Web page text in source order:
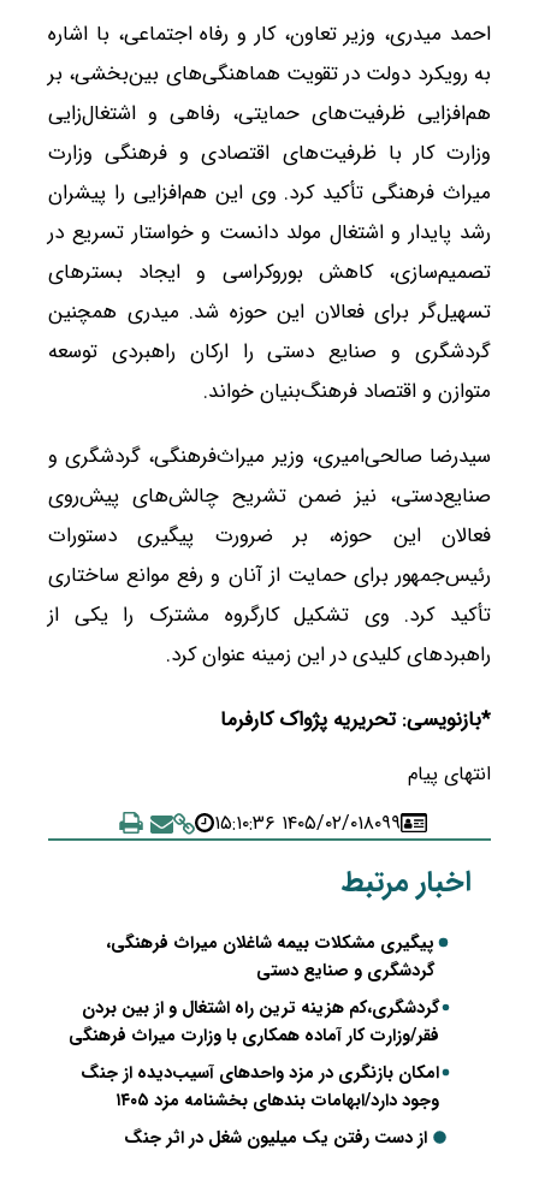
احمد میدری، وزیر تعاون، کار و رفاه اجتماعی، با اشاره
به رویکرد دولت در تقویت هماهنگی‌های بین‌بخشی، بر
هم‌افزایی ظرفیت‌های حمایتی، رفاهی و اشتغال‌زایی
وزارت کار با ظرفیت‌های اقتصادی و فرهنگی وزارت
میراث فرهنگی تأکید کرد. وی این هم‌افزایی را پیشران
رشد پایدار و اشتغال مولد دانست و خواستار تسریع در
تصمیم‌سازی، کاهش بوروکراسی و ایجاد بسترهای
تسهیل‌گر برای فعالان این حوزه شد. میدری همچنین
گردشگری و صنایع دستی را ارکان راهبردی توسعه
متوازن و اقتصاد فرهنگ‌بنیان خواند.
سیدرضا صالحی‌امیری، وزیر میراث‌فرهنگی، گردشگری و
صنایع‌دستی، نیز ضمن تشریح چالش‌های پیش‌روی
فعالان این حوزه، بر ضرورت پیگیری دستورات
رئیس‌جمهور برای حمایت از آنان و رفع موانع ساختاری
تأکید کرد. وی تشکیل کارگروه مشترک را یکی از
راهبردهای کلیدی در این زمینه عنوان کرد.
*بازنویسی: تحریریه پژواک کارفرما
انتهای پیام
۸۰۹۹۱۴۰۵/۰۲/۰۱ ۱۵:۱۰:۳۶
اخبار مرتبط
پیگیری مشکلات بیمه شاغلان میراث فرهنگی،
گردشگری و صنایع دستی
گردشگری،کم هزینه ترین راه اشتغال و از بین بردن
فقر/وزارت کار آماده همکاری با وزارت میراث فرهنگی
امکان بازنگری در مزد واحدهای آسیب‌دیده از جنگ
وجود دارد/ابهامات بندهای بخشنامه مزد ۱۴۰۵
از دست رفتن یک میلیون شغل در اثر جنگ